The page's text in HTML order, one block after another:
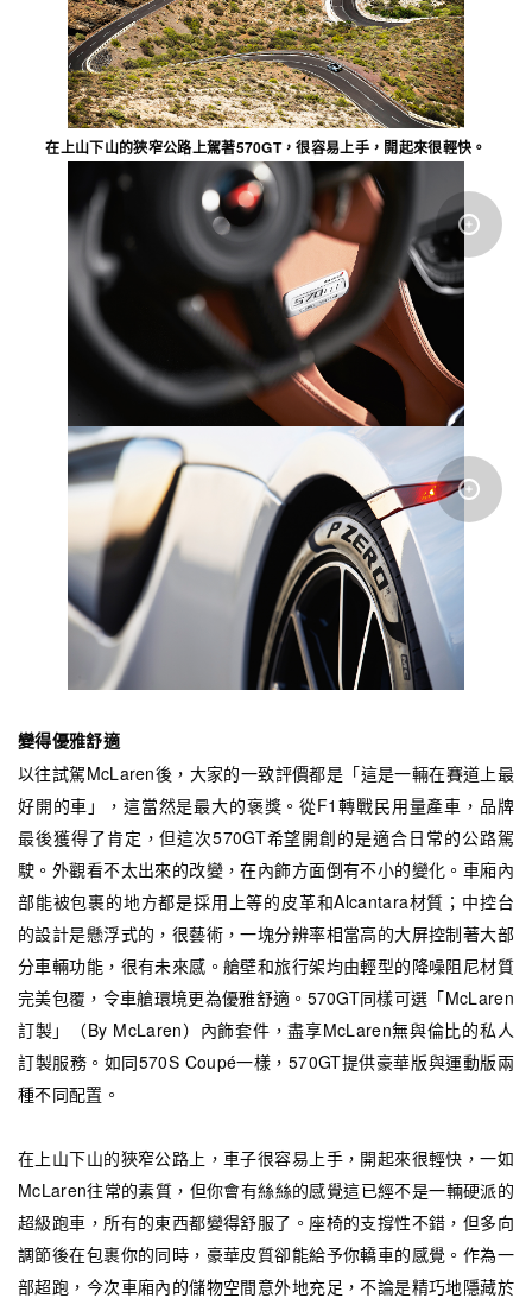
在上山下山的狹窄公路上駕著570GT，很容易上手，開起來很輕快。
變得優雅舒適
以往試駕McLaren後，大家的一致評價都是「這是一輛在賽道上最
好開的車」，這當然是最大的褒獎。從F1轉戰民用量產車，品牌
最後獲得了肯定，但這次570GT希望開創的是適合日常的公路駕
駛。外觀看不太出來的改變，在內飾方面倒有不小的變化。車廂內
部能被包裹的地方都是採用上等的皮革和Alcantara材質；中控台
的設計是懸浮式的，很藝術，一塊分辨率相當高的大屏控制著大部
分車輛功能，很有未來感。艙壁和旅行架均由輕型的降噪阻尼材質
完美包覆，令車艙環境更為優雅舒適。570GT同樣可選「McLaren
訂製」（By McLaren）內飾套件，盡享McLaren無與倫比的私人
訂製服務。如同570S Coupé一樣，570GT提供豪華版與運動版兩
種不同配置。
在上山下山的狹窄公路上，車子很容易上手，開起來很輕快，一如
McLaren往常的素質，但你會有絲絲的感覺這已經不是一輛硬派的
超級跑車，所有的東西都變得舒服了。座椅的支撐性不錯，但多向
調節後在包裹你的同時，豪華皮質卻能給予你轎車的感覺。作為一
部超跑，今次車廂內的儲物空間意外地充足，不論是精巧地隱藏於